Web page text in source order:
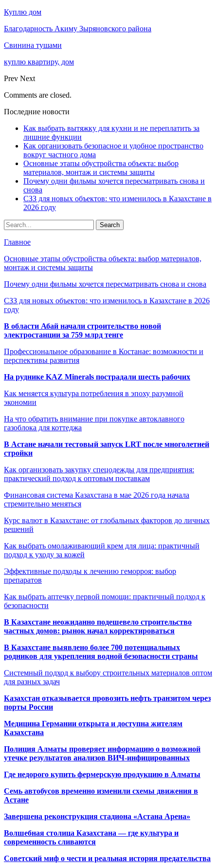
Куплю дом
Благодарность Акиму Зыряновского района
Свинина тушами
куплю квартиру, дом
Prev Next
Comments are closed.
Последние новости
Как выбрать вытяжку для кухни и не переплатить за
лишние функции
Как организовать безопасное и удобное пространство
вокруг частного дома
Основные этапы обустройства объекта: выбор
материалов, монтаж и системы защиты
Почему одни фильмы хочется пересматривать снова и
снова
СЗЗ для новых объектов: что изменилось в Казахстане в
2026 году
Главное
Основные этапы обустройства объекта: выбор материалов,
монтаж и системы защиты
Почему одни фильмы хочется пересматривать снова и снова
СЗЗ для новых объектов: что изменилось в Казахстане в 2026
году
В области Абай начали строительство новой
электростанции за 759 млрд тенге
Профессиональное образование в Костанае: возможности и
перспективы развития
На руднике KAZ Minerals пострадали шесть рабочих
Как меняется культура потребления в эпоху разумной
экономии
На что обратить внимание при покупке автоклавного
газоблока для коттеджа
В Астане начали тестовый запуск LRT после многолетней
стройки
Как организовать закупку спецодежды для предприятия:
практический подход к оптовым поставкам
Финансовая система Казахстана в мае 2026 года начала
стремительно меняться
Курс валют в Казахстане: от глобальных факторов до личных
решений
Как выбрать омолаживающий крем для лица: практичный
подход к уходу за кожей
Эффективные подходы к лечению геморроя: выбор
препаратов
Как выбрать аптечку первой помощи: практичный подход к
безопасности
В Казахстане неожиданно подешевело строительство
частных домов: рынок начал корректироваться
В Казахстане выявлено более 700 потенциальных
родников для укрепления водной безопасности страны
Системный подход к выбору строительных материалов оптом
для разных задач
Казахстан отказывается провозить нефть транзитом через
порты России
Медицина Германии открыта и доступна жителям
Казахстана
Полиция Алматы проверяет информацию о возможной
утечке результатов анализов ВИЧ-инфицированных
Где недорого купить фермерскую продукцию в Алматы
Семь автобусов временно изменили схемы движения в
Астане
Завершена реконструкция стадиона «Астана Арена»
Волшебная столица Казахстана — где культура и
современность сливаются
Советский миф о чести и реальная история предательства